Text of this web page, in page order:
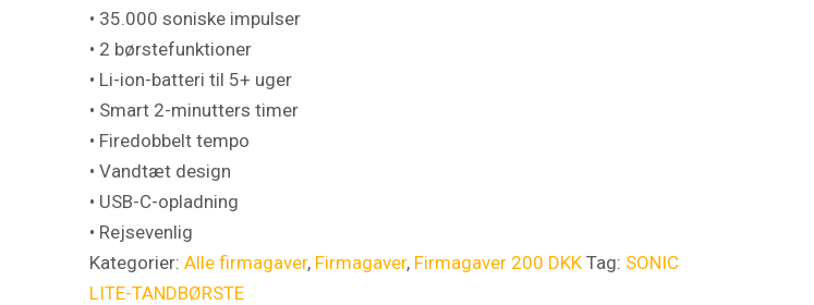
• 35.000 soniske impulser
• 2 børstefunktioner
• Li-ion-batteri til 5+ uger
• Smart 2-minutters timer
• Firedobbelt tempo
• Vandtæt design
• USB-C-opladning
• Rejsevenlig
Kategorier: Alle firmagaver, Firmagaver, Firmagaver 200 DKK Tag: SONIC
LITE-TANDBØRSTE